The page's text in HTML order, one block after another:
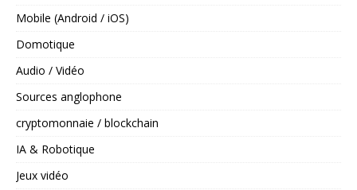
Mobile (Android / iOS)
Domotique
Audio / Vidéo
Sources anglophone
cryptomonnaie / blockchain
IA & Robotique
Jeux vidéo